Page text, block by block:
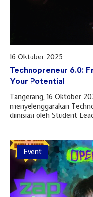
16 Oktober 2025
Technopreneur 6.0:
Your Potential
Tangerang, 16 Oktober
menyelenggarakan
diinisiasi oleh Student
Event